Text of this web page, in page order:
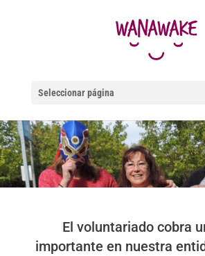
Seleccionar página
El voluntariado cobra
importante en nuestra